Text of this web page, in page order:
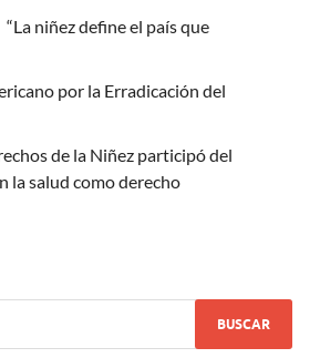
niñez define el país que
por la Erradicación del
de la Niñez participó del
la salud como derecho